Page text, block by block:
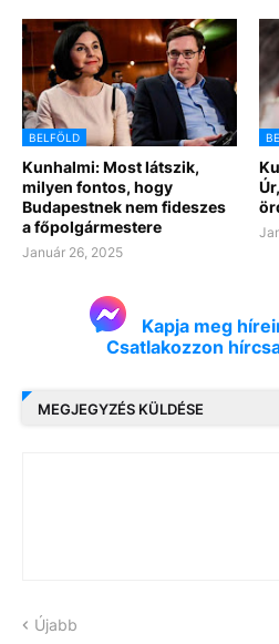
BELFÖLD
Kunhalmi: Most látszik,
milyen fontos, hogy
Budapestnek nem fideszes
a főpolgármestere
Január 26, 2025
Kapja meg
Csatlakozzon
MEGJEGYZÉS KÜLDÉSE
Újabb